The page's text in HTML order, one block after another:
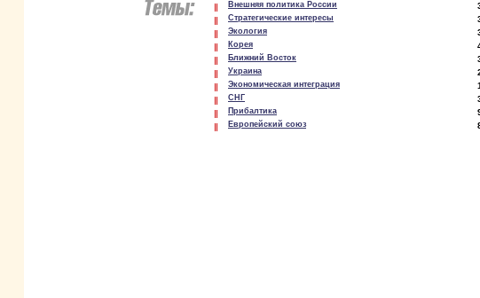
Внешняя политика России
Стратегические интересы
Экология
Корея
Ближний Восток
Украина
Экономическая интеграция
СНГ
Прибалтика
Европейский союз